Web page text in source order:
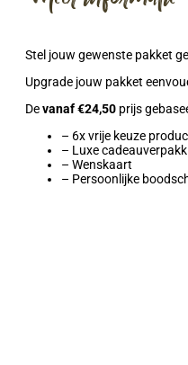
Stel jouw gewenste pakket
Upgrade jouw pakket
Devanaf €24,50 prijs
– 6x vrije keuze
– Luxe
– Wenskaart
– Persoonlijke